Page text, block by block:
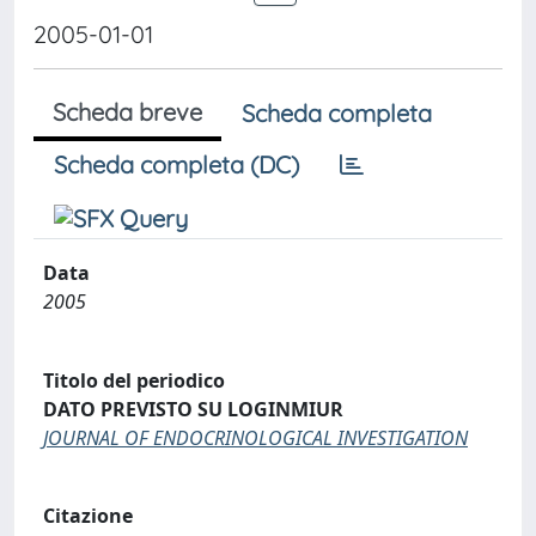
2005-01-01
Scheda breve
Scheda completa
Scheda completa (DC)
Data
2005
Titolo del periodico
DATO PREVISTO SU LOGINMIUR
JOURNAL OF ENDOCRINOLOGICAL INVESTIGATION
Citazione